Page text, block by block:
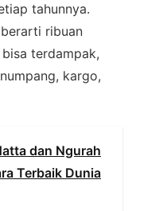
tahunnya.
ribuan
terdampak,
kargo,
dan Ngurah
Terbaik Dunia